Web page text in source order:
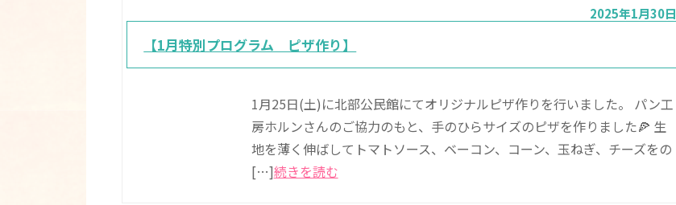
2025年1月30日
【1月特別プログラム ピザ作り】
1月25日(土)に北部公民館にてオリジナルピザ作りを行いました。 パン工
房ホルンさんのご協力のもと、手のひらサイズのピザを作りました🍕 生
地を薄く伸ばしてトマトソース、ベーコン、コーン、玉ねぎ、チーズをの
[…]続きを読む